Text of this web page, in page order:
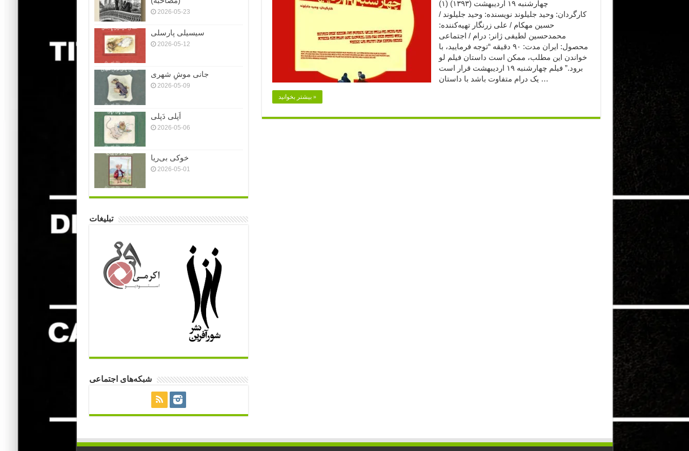
چهارشنبه ۱۹ اردیبهشت (۱۳۹۳) (۱)
کارگردان: وحید جلیلوند نویسنده: وحید جلیلوند /
حسین مهکام / علی زرنگار تهیه‌کننده:
محمدحسین لطیفی ژانر: درام / اجتماعی
محصول: ایران مدت: ۹۰ دقیقه “توجه فرمایید،‌ با
خواندن این مطلب، ممکن است داستان فیلم لو
برود.” فیلم چهارشنبه ۱۹ اردیبهشت قرار است
یک درام متفاوت باشد با داستان …
بیشتر بخوانید »
2026-05-23
سیسیلی پارسلی
2026-05-12
جانی موشِ شهری
2026-05-09
اَپلی دَپلی
2026-05-06
خوکی بی‌ریا
2026-05-01
تبلیغات
شبکه‌های اجتماعی